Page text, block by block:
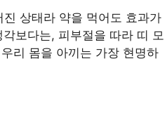
상태라 약을 먹어도 효과가
보다는, 피부절을 따라 띠 모
리 몸을 아끼는 가장 현명하